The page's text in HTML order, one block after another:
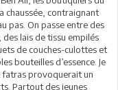
chaussée, contraignant
pas. On passe entre des
lais de tissu empilés
de couches-culottes et
bouteilles d’essence. Je
fatras provoquerait un
Partout des jeunes